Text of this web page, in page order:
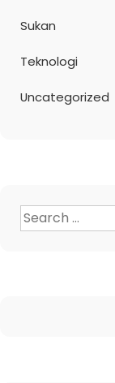
Sukan
Teknologi
Uncategorized